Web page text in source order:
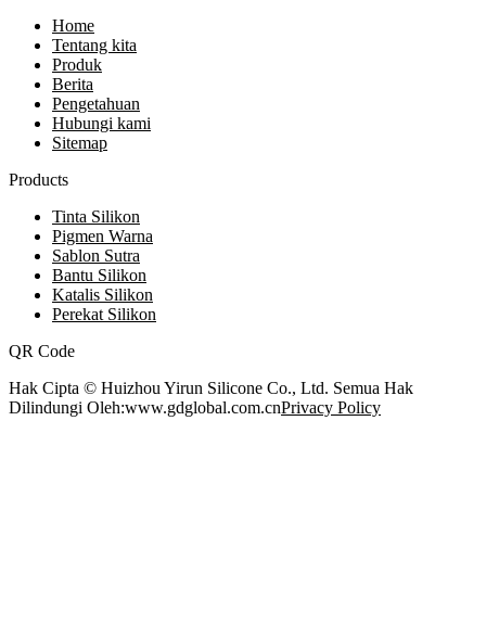
Home
Tentang kita
Produk
Berita
Pengetahuan
Hubungi kami
Sitemap
Products
Tinta Silikon
Pigmen Warna
Sablon Sutra
Bantu Silikon
Katalis Silikon
Perekat Silikon
QR Code
Hak Cipta © Huizhou Yirun Silicone Co., Ltd. Semua Hak
Dilindungi Oleh:www.gdglobal.com.cnPrivacy Policy